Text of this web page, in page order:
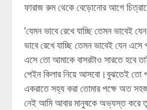
ফারাজ রুম থেকে বেড়োনোর আগে
‘যেমন ভাবে রেখে যাচ্ছি তেমন ভাবেই
ভাবে রেখে যাচ্ছি তেমন ভাবেই যেন
এসে তো আমাকে বাসরটাও সারতে হবে
পেইন কিলার নিয়ে আসবো।বুঝতেই তো
একরাতে সহ্য করা তোমার পক্ষে অত
নেই আমি আবার মানুষকে অভ্যস্ত করে